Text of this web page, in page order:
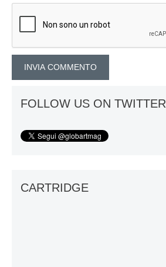
FOLLOW US ON TWITTER
CARTRIDGE